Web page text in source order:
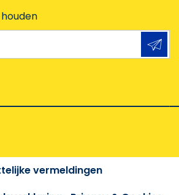
vermeldingen